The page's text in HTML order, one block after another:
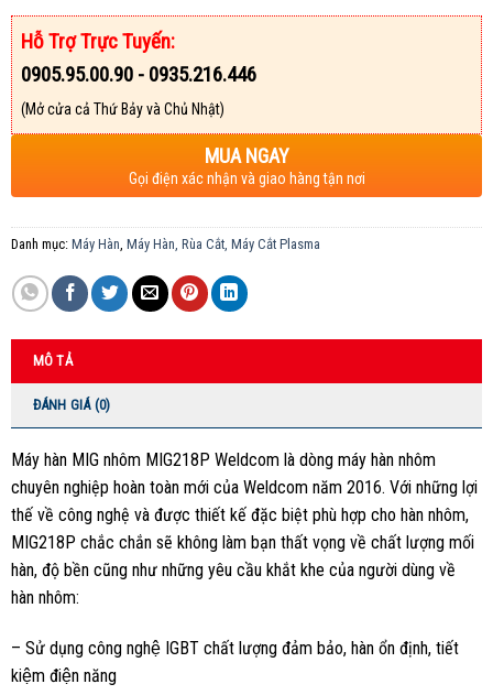
Hỗ Trợ Trực Tuyến:
0905.95.00.90 - 0935.216.446
(Mở cửa cả Thứ Bảy và Chủ Nhật)
MUA NGAY
Gọi điện xác nhận và giao hàng tận nơi
Danh mục: Máy Hàn, Máy Hàn, Rùa Cắt, Máy Cắt Plasma
MÔ TẢ
ĐÁNH GIÁ (0)
Máy hàn MIG nhôm MIG218P Weldcom là dòng máy hàn nhôm
chuyên nghiệp hoàn toàn mới của Weldcom năm 2016. Với những lợi
thế về công nghệ và được thiết kế đặc biệt phù hợp cho hàn nhôm,
MIG218P chắc chắn sẽ không làm bạn thất vọng về chất lượng mối
hàn, độ bền cũng như những yêu cầu khắt khe của người dùng về
hàn nhôm:
– Sử dụng công nghệ IGBT chất lượng đảm bảo, hàn ổn định, tiết
kiệm điện năng